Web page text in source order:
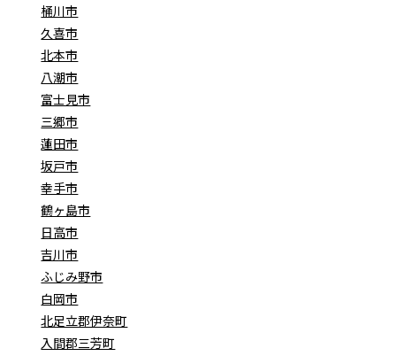
桶川市
久喜市
北本市
八潮市
富士見市
三郷市
蓮田市
坂戸市
幸手市
鶴ヶ島市
日高市
吉川市
ふじみ野市
白岡市
北足立郡伊奈町
入間郡三芳町